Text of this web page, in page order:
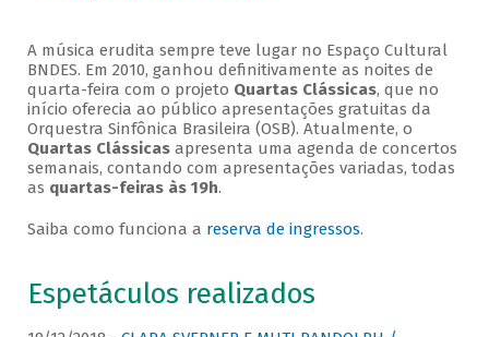
A música erudita sempre teve lugar no Espaço Cultural
BNDES. Em 2010, ganhou definitivamente as noites de
quarta-feira com o projeto Quartas Clássicas, que no
início oferecia ao público apresentações gratuitas da
Orquestra Sinfônica Brasileira (OSB). Atualmente, o
Quartas Clássicasapresenta uma agenda de concertos
semanais, contando com apresentações variadas, todas
as quartas-feiras às 19h.
Saiba como funciona a reserva de ingressos.
Espetáculos realizados